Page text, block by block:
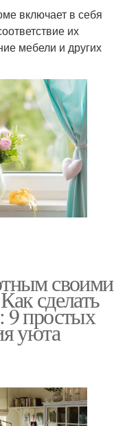
включает в себя
их
мебели и других
своими
сделать
9 простых
уюта